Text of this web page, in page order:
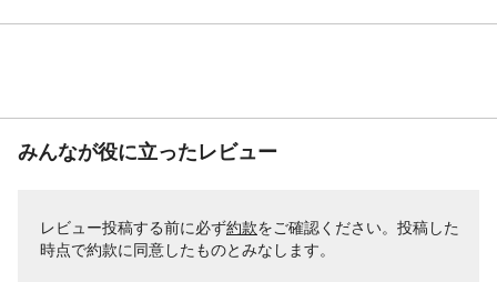
みんなが役に立ったレビュー
レビュー投稿する前に必ず約款をご確認ください。投稿した
時点で約款に同意したものとみなします。